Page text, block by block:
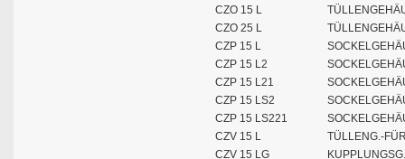
CZO 15 L
CZO 25 L
CZP 15 L
CZP 15 L2
CZP 15 L21
CZP 15 LS2
CZP 15 LS221
CZV 15 L
TÜLLENG.-
CZV 15 LG